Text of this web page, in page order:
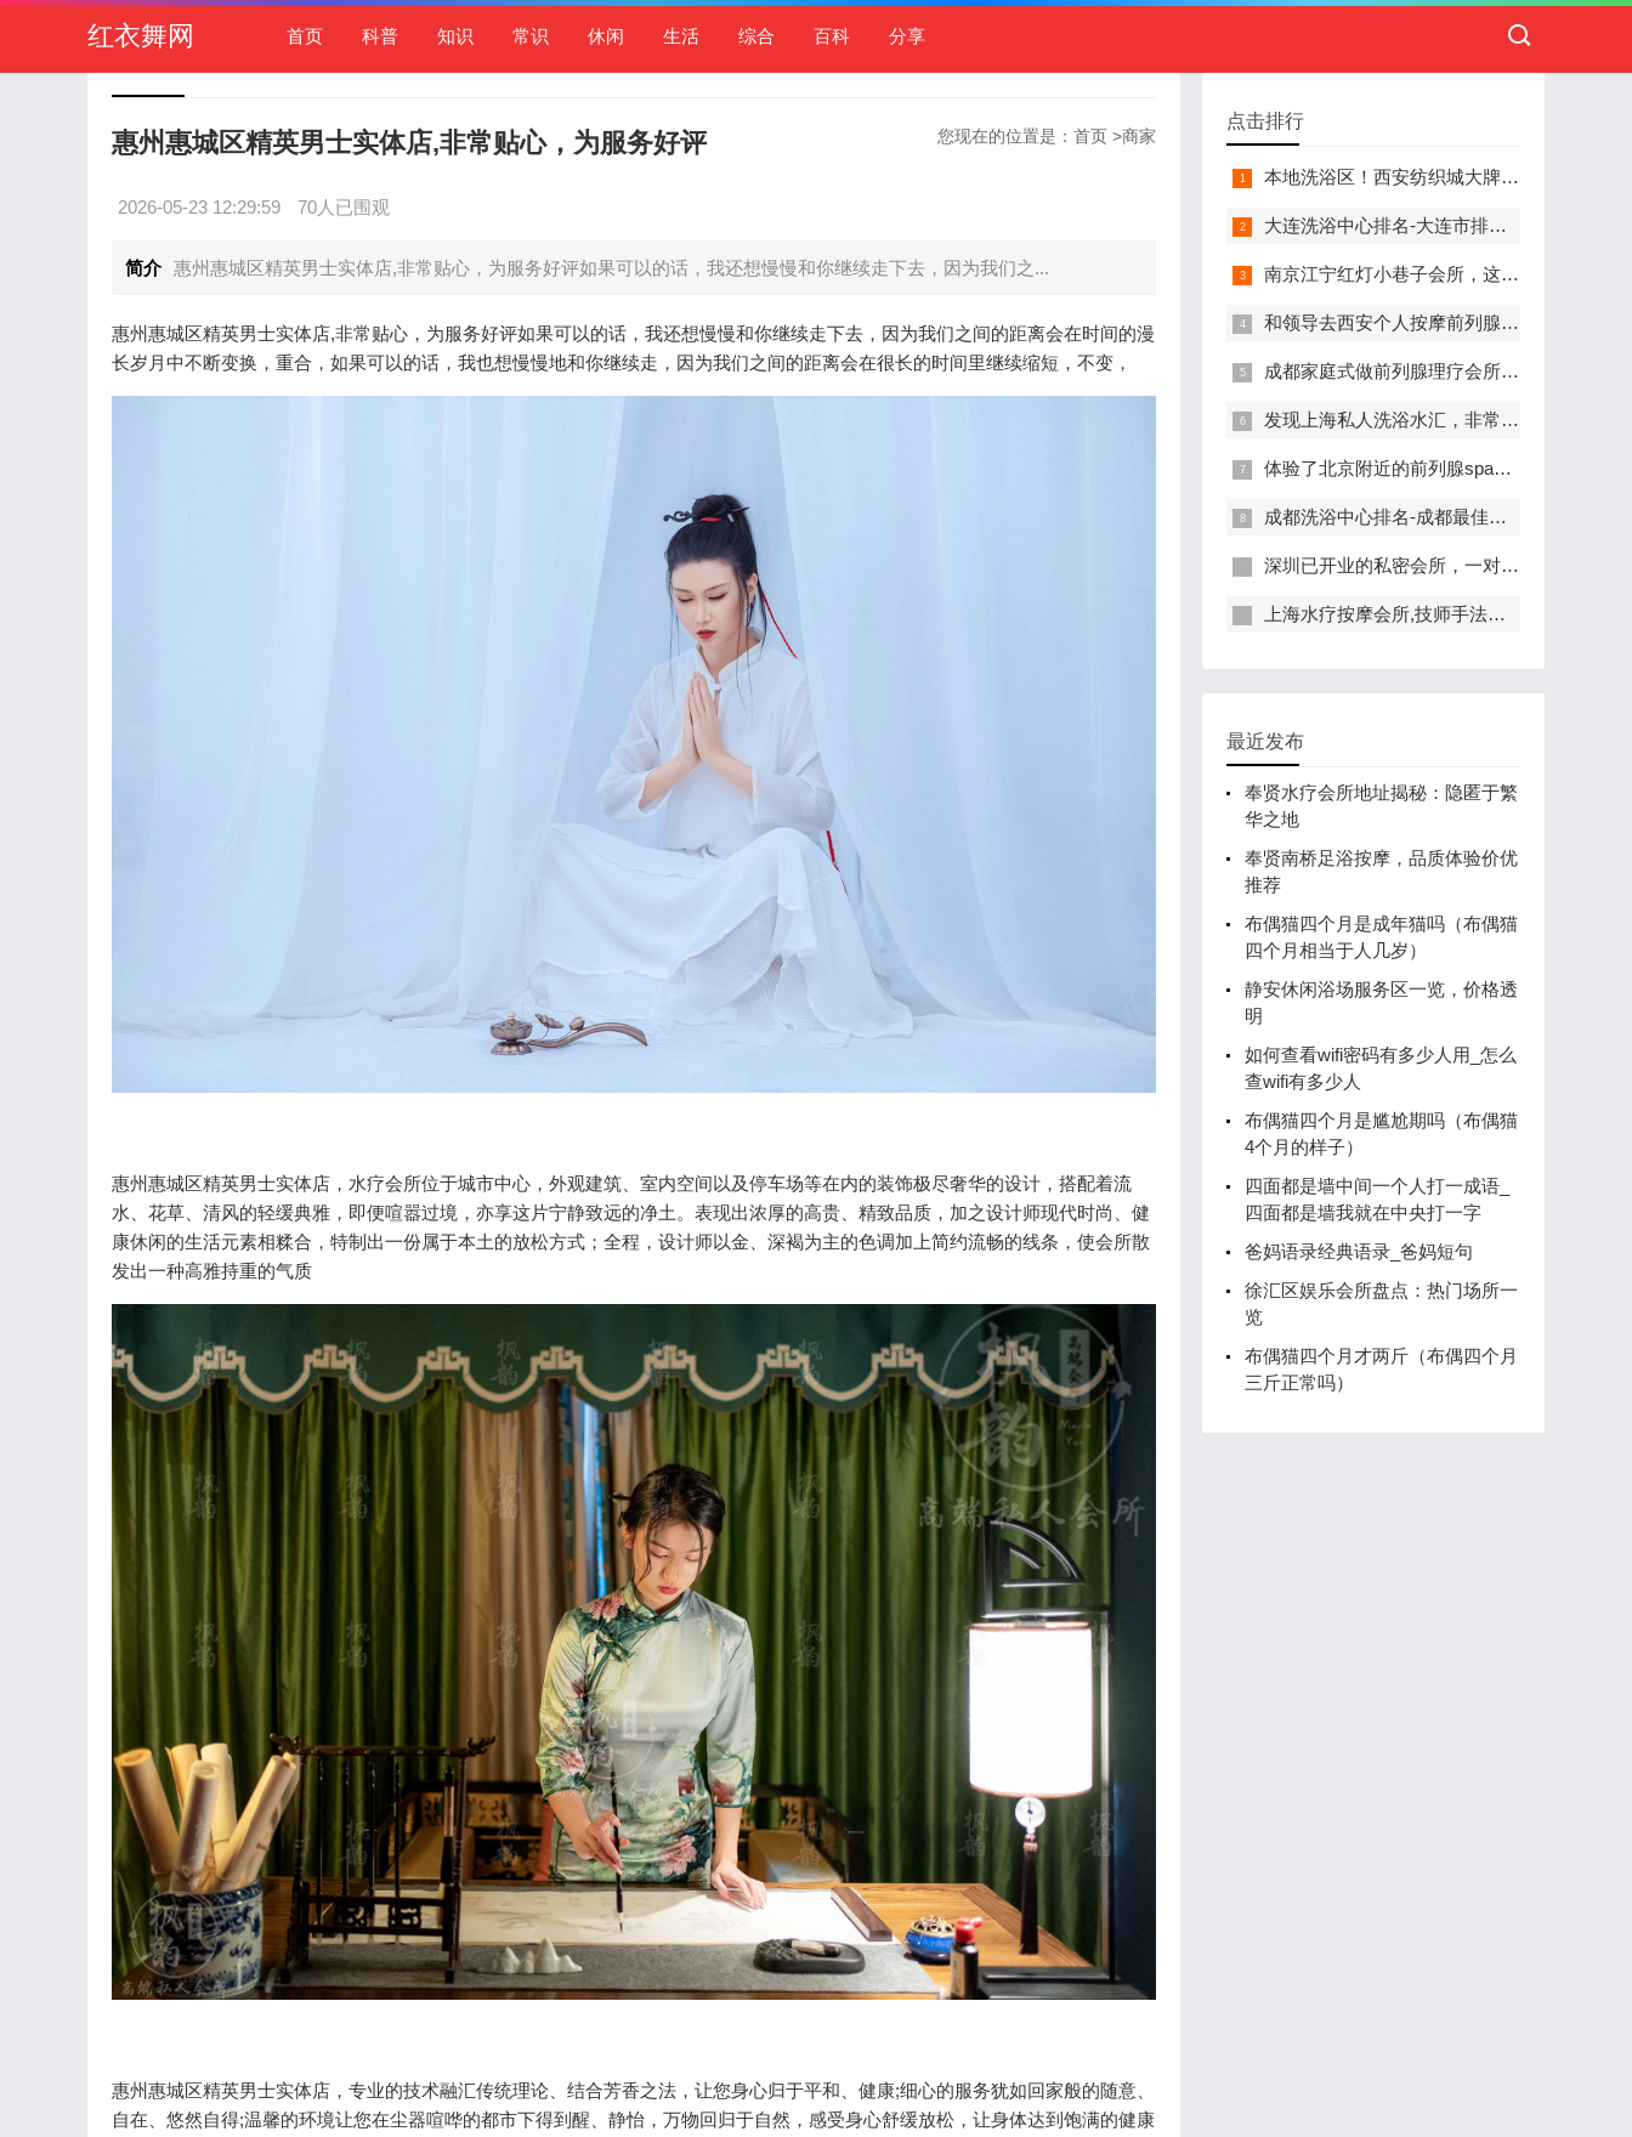
红衣舞网 首页 科普 知识 常识 休闲 生活 综合 百科 分享
您现在的位置是： 首页 >商家
惠州惠城区精英男士实体店,非常贴心，为服务好评
2026-05-23 12:29:59 70人已围观
简介 惠州惠城区精英男士实体店,非常贴心，为服务好评如果可以的话，我还想慢慢和你继续走下去，因为我们之...
惠州惠城区精英男士实体店,非常贴心，为服务好评如果可以的话，我还想慢慢和你继续走下去，因为我们之间的距离会在时间的漫
长岁月中不断变换，重合，如果可以的话，我也想慢慢地和你继续走，因为我们之间的距离会在很长的时间里继续缩短，不变，
惠州惠城区精英男士实体店，水疗会所位于城市中心，外观建筑、室内空间以及停车场等在内的装饰极尽奢华的设计，搭配着流
水、花草、清风的轻缓典雅，即便喧嚣过境，亦享这片宁静致远的净土。表现出浓厚的高贵、精致品质，加之设计师现代时尚、健
康休闲的生活元素相糅合，特制出一份属于本土的放松方式；全程，设计师以金、深褐为主的色调加上简约流畅的线条，使会所散
发出一种高雅持重的气质
惠州惠城区精英男士实体店，专业的技术融汇传统理论、结合芳香之法，让您身心归于平和、健康;细心的服务犹如回家般的随意、
自在、悠然自得;温馨的环境让您在尘器喧哗的都市下得到醒、静怡，万物回归于自然，感受身心舒缓放松，让身体达到饱满的健康
点击排行
本地洗浴区！西安纺织城大牌精英男子会馆.让你不负此行（新项目)）
大连洗浴中心排名-大连市排名前十的洗浴中心盘点
南京江宁红灯小巷子会所，这里您来了就不想走
和领导去西安个人按摩前列腺私人养生馆，体验一次最舒心的感受
成都家庭式做前列腺理疗会所,按摩按得特别舒服，放松减压的好地方
发现上海私人洗浴水汇，非常值得推荐的一个休闲场所
体验了北京附近的前列腺spa养生馆，刚体验完就忍不住分享出来
成都洗浴中心排名-成都最佳洗浴中心TOP10排名
深圳已开业的私密会所，一对一服务，保证给你带来绝佳体验
上海水疗按摩会所,技师手法专业，休闲度假的好去处
最近发布
奉贤水疗会所地址揭秘：隐匿于繁
华之地
奉贤南桥足浴按摩，品质体验价优
推荐
布偶猫四个月是成年猫吗（布偶猫
四个月相当于人几岁）
静安休闲浴场服务区一览，价格透
明
如何查看wifi密码有多少人用_怎么
查wifi有多少人
布偶猫四个月是尴尬期吗（布偶猫
4个月的样子）
四面都是墙中间一个人打一成语_
四面都是墙我就在中央打一字
爸妈语录经典语录_爸妈短句
徐汇区娱乐会所盘点：热门场所一
览
布偶猫四个月才两斤（布偶四个月
三斤正常吗）